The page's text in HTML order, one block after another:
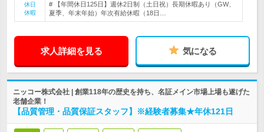
休日
休暇
# 【年間休日125日】週休2日制（土日祝）長期休暇あり（GW、
夏季、年末年始）年次有給休暇（18日…
求人詳細を見る 気になる
ニッコー株式会社 | 創業118年の歴史を持ち、名証メイン市場上場も遂げた
老舗企業！
【品質管理・品質保証スタッフ】※経験者募集★年休121日